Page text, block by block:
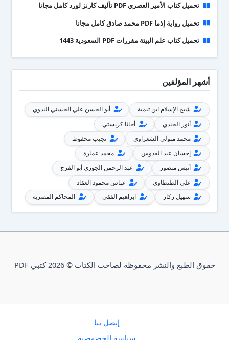
تحميل كتاب الأمير العصري PDF تأليف كارنز لورد كامل مجانا
تحميل رواية إذما PDF محمد صادق كامل مجانا
تحميل كتاب علم البيئة مقررات PDF السعودية 1443
أشهر المؤلفين
شيخ الإسلام ابن تيمية
أبو الحسن علي الحسني الندوي
أنور الجندي
أجاثا كريستي
محمد متولي الشعراوي
نجيب محفوظ
إحسان عبد القدوس
محمد عمارة
أنيس منصور
عبد الرحمن الجوزي أبو الفرج
علي الطنطاوي
عباس محمود العقاد
سهيل زكار
ابراهيم الفقى المحاكم المصرية
حقوق الطبع والنشر محفوظة لصاحب الكتاب © 2026 كتبي PDF
إتصل بنا
سياسة الخصوصية